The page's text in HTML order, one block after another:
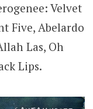
Velvet
Five, Abelardo
Las, Oh
Lips.